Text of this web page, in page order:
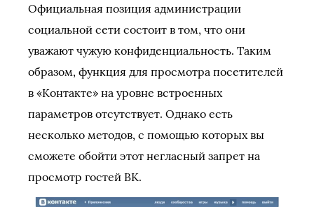
Официальная позиция администрации
социальной сети состоит в том, что они
уважают чужую конфиденциальность. Таким
образом, функция для просмотра посетителей
в «Контакте» на уровне встроенных
параметров отсутствует. Однако есть
несколько методов, с помощью которых вы
сможете обойти этот негласный запрет на
просмотр гостей ВК.